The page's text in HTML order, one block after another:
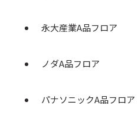
永大産業A品フロア
ノダA品フロア
パナソニックA品フロア